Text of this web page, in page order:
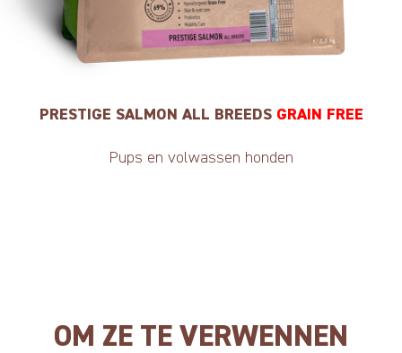
PRESTIGE SALMON ALL BREEDS GRAIN FREE
Pups en volwassen honden
OM ZE TE VERWENNEN